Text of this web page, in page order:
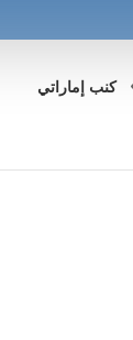
كنب إماراتي